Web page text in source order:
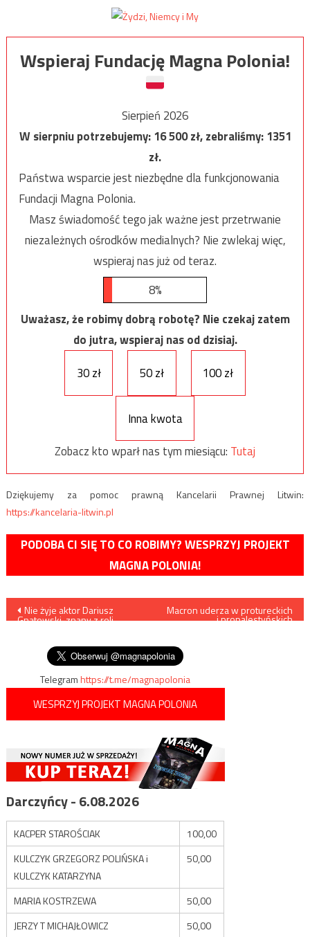
Wspieraj Fundację Magna Polonia!
Sierpień 2026
W sierpniu potrzebujemy:16 500zł, zebraliśmy:1351
zł.
Państwa wsparcie jest niezbędne dla funkcjonowania
Fundacji Magna Polonia.
Masz świadomość tego jak ważne jest przetrwanie
niezależnych ośrodków medialnych? Nie zwlekaj więc,
wspieraj nas już od teraz.
8%
Uważasz, że robimy dobrą robotę? Nie czekaj zatem
do jutra, wspieraj nas od dzisiaj.
30 zł
50 zł 100 zł
Inna kwota
Zobacz kto wparł nas tym miesiącu: Tutaj
Dziękujemy za pomoc prawną Kancelarii Prawnej Litwin:
https://kancelaria-litwin.pl
PODOBA CI SIĘ TO CO ROBIMY? WESPRZYJ PROJEKT
MAGNA POLONIA!
Nawigacja
Nie żyje aktor Dariusz
Gnatowski, znany z roli
Macron uderza w protureckich
i propalestyńskich
Telegramhttps://t.me/magnapolonia
WESPRZYJ PROJEKT MAGNA POLONIA
Darczyńcy - 6.08.2026
KACPER STAROŚCIAK
100,00
KULCZYK GRZEGORZ POLIŃSKA i
KULCZYK KATARZYNA
50,00
MARIA KOSTRZEWA
50,00
JERZY T MICHAJŁOWICZ
50,00